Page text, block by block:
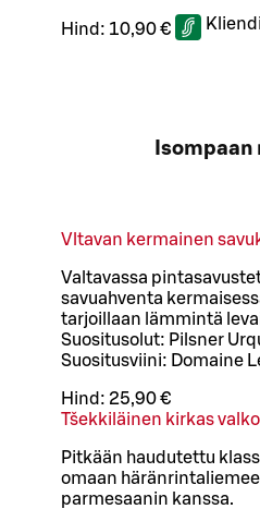
Hind: 10,90 €
Isompaan
Vltavan kermainen
Valtavassa
savuahventa
tarjoillaan lämmintä
Suositusolut: Pilsner
Suositusviini: Domaine
Hind: 25,90 €
Tšekkiläinen kirkas
Pitkään haudutettu
omaan
parmesaanin kanssa.